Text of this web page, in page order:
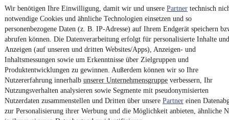
Wir benötigen Ihre Einwilligung, damit wir und unsere Partner technisch
notwendige Cookies und ähnliche Technologien einsetzen und so
personenbezogene Daten (z. B. IP-Adresse) auf Ihrem Endgerät speichern
abrufen können. Die Datenverarbeitung erfolgt für personalisierte Inhalte und
Anzeigen (auf unseren und dritten Websites/Apps), Anzeigen- und
Inhaltsmessungen sowie um Erkenntnisse über Zielgruppen und
Produktentwicklungen zu gewinnen. Außerdem können wir so Ihre
Nutzererfahrung innerhalb unserer Unternehmensgruppe verbessern, Ihr
Nutzungsverhalten analysieren sowie Segmente mit pseudonymisierten
Nutzerdaten zusammenstellen und Dritten über unsere Partner einen
zur Personalisierung ihrer Werbung und die Möglichkeit anbieten, ähnliche
¹MwSt. ausweisbar
4.6 Sterne
Nutze mobile.de schnell und einfach
App installieren
Impressum